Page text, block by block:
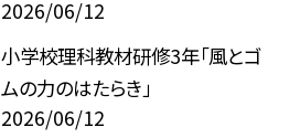
2026/06/12
小学校理科教材研修3年「風とゴ
ムの力のはたらき」
2026/06/12